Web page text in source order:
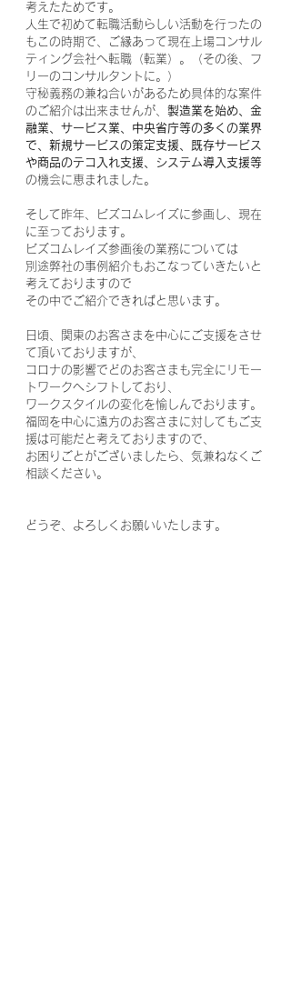
考えたためです。
人生で初めて転職活動らしい活動を行ったの
もこの時期で、ご縁あって現在上場コンサル
ティング会社へ転職（転業）。（その後、フ
リーのコンサルタントに。）
守秘義務の兼ね合いがあるため具体的な案件
のご紹介は出来ませんが、 製造業を始め、金
融業、サービス業、中央省庁等の多くの業界
で、新規サービスの策定支援、既存サービス
や商品のテコ入れ支援、システム導入支援等
の機会に恵まれました。
そして昨年、ビズコムレイズに参画し、現在
に至っております。
ビズコムレイズ参画後の業務については
別途弊社の事例紹介もおこなっていきたいと
考えておりますので
その中でご紹介できればと思います。
日頃、関東のお客さまを中心にご支援をさせ
て頂いておりますが、
コロナの影響でどのお客さまも完全にリモー
トワークへシフトしており、
ワークスタイルの変化を愉しんでおります。
福岡を中心に遠方のお客さまに対してもご支
援は可能だと考えておりますので、
お困りごとがございましたら、気兼ねなくご
相談ください。
どうぞ、よろしくお願いいたします。